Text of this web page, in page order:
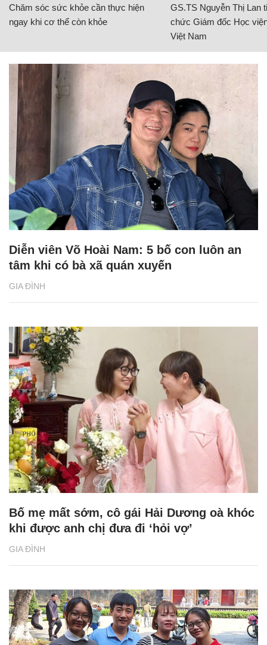
Chăm sóc sức khỏe cần thực hiện
ngay khi cơ thể còn khỏe
GS.TS Nguyễn Thị Lan
chức Giám đốc Học
Việt Nam
GIA ĐÌNH
Diễn viên Võ Hoài Nam: 5 bố con luôn an
tâm khi có bà xã quán xuyến
GIA ĐÌNH
Bố mẹ mất sớm, cô gái Hải Dương oà khóc
khi được anh chị đưa đi ‘hỏi vợ’